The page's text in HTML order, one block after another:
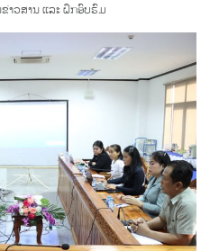
າວສານ ແລະ ຝຶກອົບຮົມ